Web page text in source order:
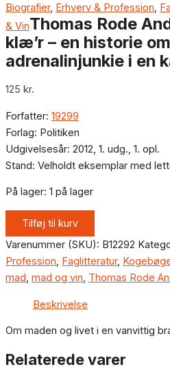
Biografier, Erhverv & Profession,
& VinThomas Rode
klæ’r – en historie
adrenalinjunkie i en
125 kr.
Forfatter: 19299
Forlag: Politiken
Udgivelsesår: 2012, 1. udg., 1. opl.
Stand: Velholdt eksemplar med
På lager: 1 på lager
Tilføj til kurv
Varenummer (SKU): B12292
Profession, Faglitteratur,
mad, mad og vin, Thomas Rode
Beskrivelse
Om maden og livet i en vanvittig
Relaterede varer